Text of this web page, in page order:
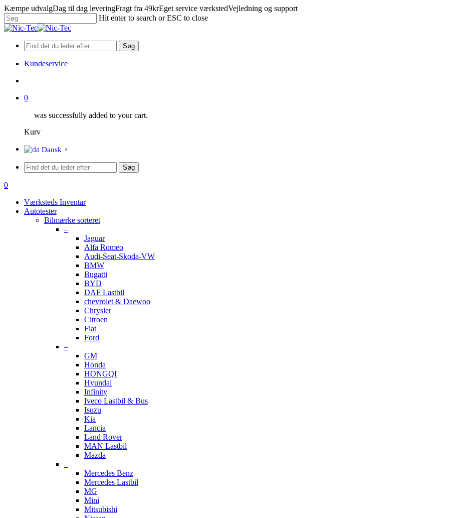
Skip
to
main
Kæmpe udvalgDag til dag leveringFragt fra 49krEget service værkstedVejledning og support
Hit enter to search or ESC to close
Close
Søg
Kundeservice
0
was successfully added to your cart.
Kurv
Menu
Dansk ▼
Søg
search
0
Værksteds Inventar
Autotester
Bilmærke sorteret
–
Jaguar
Alfa Romeo
Audi-Seat-Skoda-VW
BMW
Bugatti
BYD
DAF Lastbil
chevrolet & Daewoo
Chrysler
Citroen
Fiat
Ford
–
GM
Honda
HONGQI
Hyundai
Infinity
Iveco Lastbil & Bus
Isuzu
Kia
Lancia
Land Rover
MAN Lastbil
Mazda
–
Mercedes Benz
Mercedes Lastbil
MG
Mini
Mitsubishi